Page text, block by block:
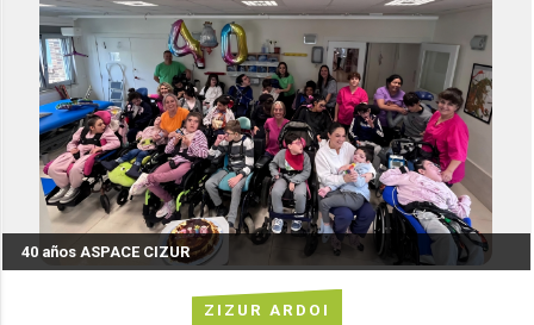
ZIZUR ARDOI
40 años ASPACE CIZUR